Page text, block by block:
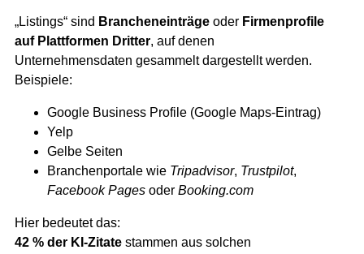
„Listings“ sind Brancheneinträgeoder Firmenprofile
auf Plattformen Dritter, auf denen
Unternehmensdaten gesammelt dargestellt werden.
Beispiele:
Google Business Profile (Google Maps-Eintrag)
Yelp
Gelbe Seiten
Branchenportale wie Tripadvisor, Trustpilot,
Facebook Pagesoder Booking.com
Hier bedeutet das:
42 % der KI-Zitatestammen aus solchen